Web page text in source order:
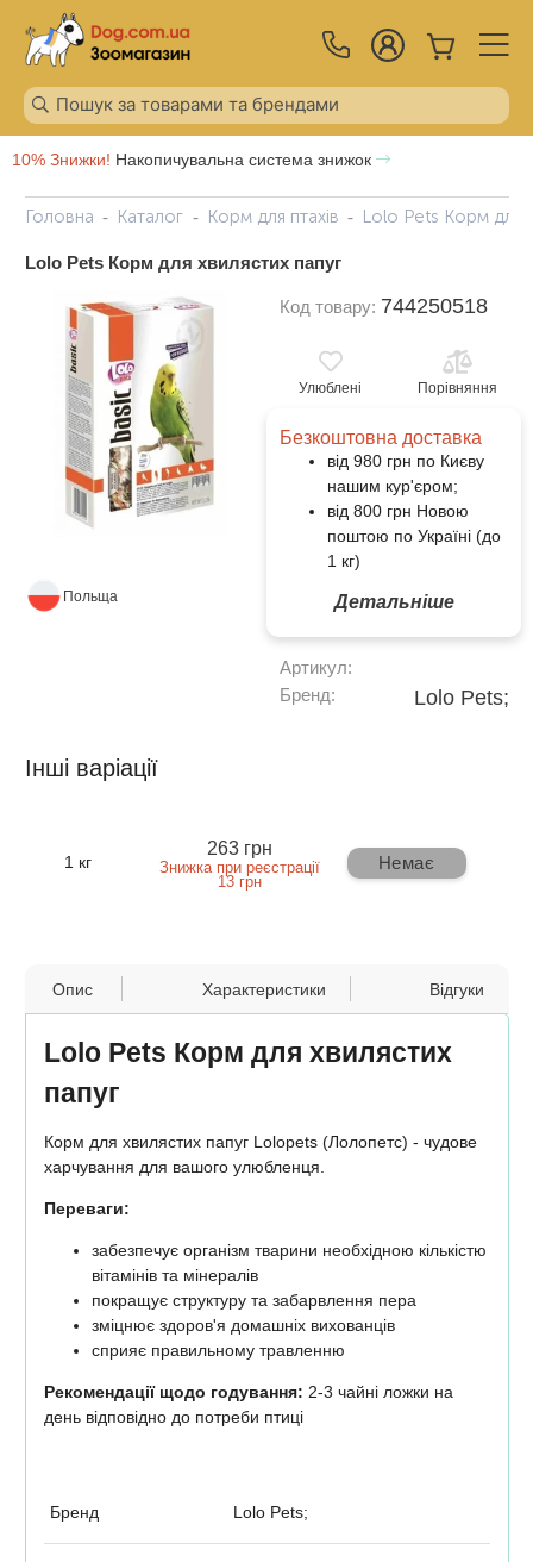
10% Знижки! Накопичувальна система знижок
Головна Каталог Корм для птахів Lolo Pets Корм для
Lolo Pets Корм для хвилястих папуг
Польща
Код товару: 744250518
Улюблені Порівняння
Безкоштовна доставка
від 980 грн по Києву
нашим кур'єром;
від 800 грн Новою
поштою по Україні (до
1 кг)
Детальніше
Артикул:
Бренд:
Lolo Pets;
Інші варіації
1 кг
263 грн
Знижка при реєстрації
13 грн
Немає
Опис Характеристики Відгуки
Lolo Pets Корм для хвилястих
папуг
Корм для хвилястих папуг Lolopets (Лолопетс) - чудове
харчування для вашого улюбленця.
Переваги:
забезпечує організм тварини необхідною кількістю
вітамінів та мінералів
покращує структуру та забарвлення пера
зміцнює здоров'я домашніх вихованців
сприяє правильному травленню
Рекомендації щодо годування: 2-3 чайні ложки на
день відповідно до потреби птиці
Бренд Lolo Pets;